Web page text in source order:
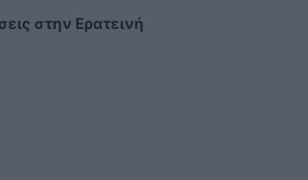
στην Ερατεινή